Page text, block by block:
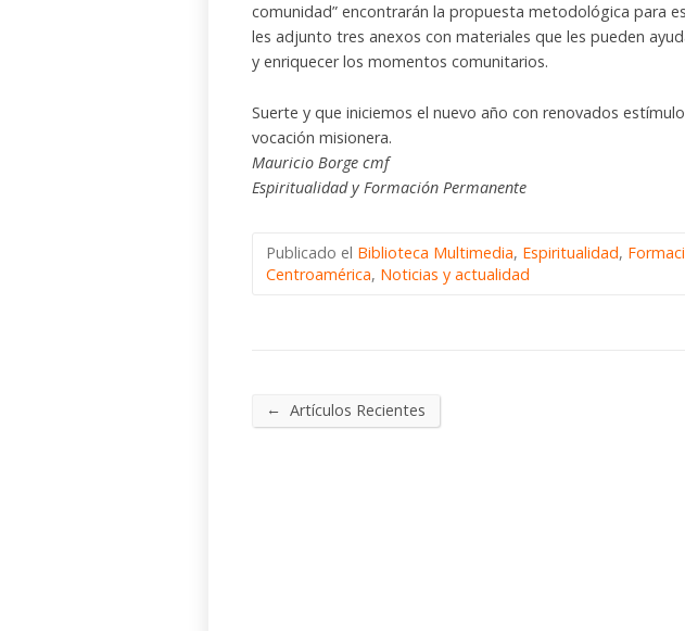
comunidad” encontrarán la propuesta metodológica para
les adjunto tres anexos con materiales que les pueden
y enriquecer los momentos comunitarios.
Suerte y que iniciemos el nuevo año con renovados
vocación misionera.
Mauricio Borge cmf
Espiritualidad y Formación Permanente
Publicado el Biblioteca Multimedia, Espiritualidad,
Centroamérica, Noticias y actualidad
← Artículos Recientes